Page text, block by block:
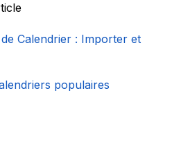
Calendrier : Importer et
populaires